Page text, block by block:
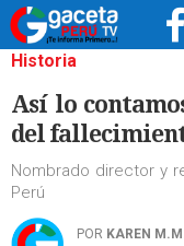
Historia
Así lo
del
Nombrado director y
Perú
POR KAREN